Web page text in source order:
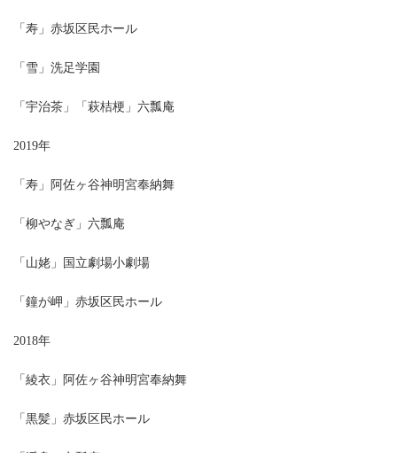
「寿」赤坂区民ホール
「雪」洗足学園
「宇治茶」「萩桔梗」六瓢庵
2019年
「寿」阿佐ヶ谷神明宮奉納舞
「柳やなぎ」六瓢庵
「山姥」国立劇場小劇場
「鐘が岬」赤坂区民ホール
2018年
「綾衣」阿佐ヶ谷神明宮奉納舞
「黒髪」赤坂区民ホール